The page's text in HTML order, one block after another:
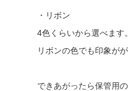
・リボン
4色くらいから選べます。
リボンの色でも印象が
できあがったら保管用